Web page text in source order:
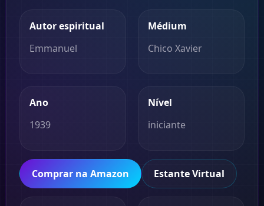
Autor espiritual
Emmanuel
Médium
Chico Xavier
Ano
1939
Nível
iniciante
Comprar na Amazon Estante Virtual